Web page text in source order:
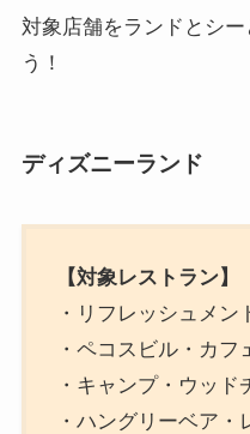
対象店舗をランドとシ
う！
ディズニーランド
【対象レストラン】
・リフレッシュメン
・ペコスビル・カフ
・キャンプ・ウッ
・ハングリーベア・